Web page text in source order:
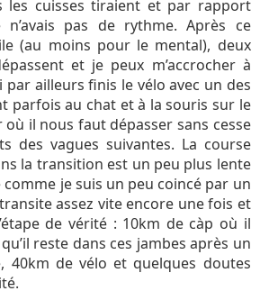
les cuisses tiraient et par rapport
pas de rythme. Après ce
(au moins pour le mental), deux
et je peux m’accrocher à
par ailleurs finis le vélo avec un des
parfois au chat et à la souris sur le
il nous faut dépasser sans cesse
des vagues suivantes. La course
la transition est un peu plus lente
comme je suis un peu coincé par un
assez vite encore une fois et
de vérité : 10km de càp où il
reste dans ces jambes après un
40km de vélo et quelques doutes